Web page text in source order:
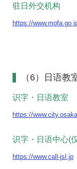
驻日外交机构
https://
（6）日语教
识字・日语教室
https://
识字・日语中心(
https://www.call-jsl.jp